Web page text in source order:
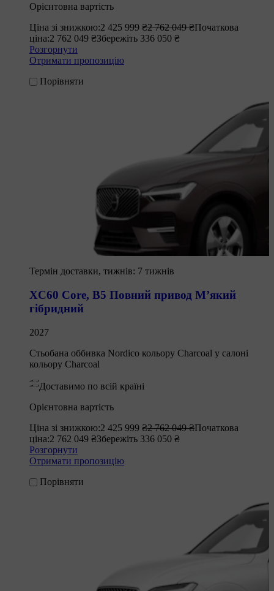
Орієнтовна вартість
Ціна зі знижкою:2 425 999 ₴2 762 049 ₴Початкова
ціна:2 762 049 ₴Збережіть 336 050 ₴
Розгорнути
Отримати пропозицію
Порівняти
Термін доставки, тижнів: 7 тижнів
XC60 Core, B5 Повний привод М’який
гібридний
2027
Стьобана оббивка Nordico кольору Charcoal у салоні
кольору Charcoal
Доставимо по всій країні
Орієнтовна вартість
Ціна зі знижкою:2 425 999 ₴2 762 049 ₴Початкова
ціна:2 762 049 ₴Збережіть 336 050 ₴
Розгорнути
Отримати пропозицію
Порівняти